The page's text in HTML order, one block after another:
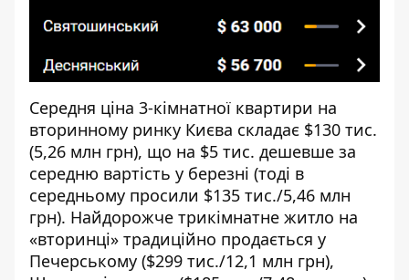
Середня ціна 3-кімнатної квартири на
вторинному ринку Києва складає $130 тис.
(5,26 млн грн), що на $5 тис. дешевше за
середню вартість у березні (тоді в
середньому просили $135 тис./5,46 млн
грн). Найдорожче трикімнатне житло на
«вторинці» традиційно продається у
Печерському ($299 тис./12,1 млн грн),